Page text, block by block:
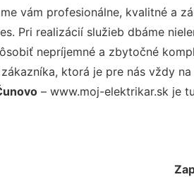
vám profesionálne, kvalitné a
Pri realizácií služieb dbáme
nepríjemné a zbytočné
ktorá je pre nás vždy
– www.moj-elektrikar.sk je